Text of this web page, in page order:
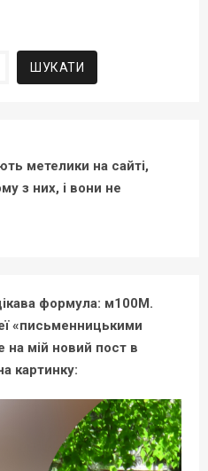
метелики на сайті,
з них, і вони не
формула: м100М.
«письменницькими
на мій новий пост в
картинку: